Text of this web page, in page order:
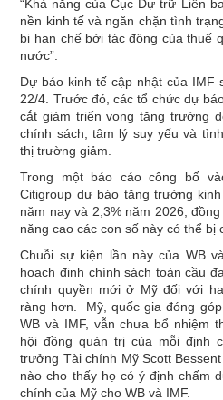
“Khả năng của Cục Dự trữ Liên
nền kinh tế và ngăn chặn tình
bị hạn chế bởi tác động của thuế
nước”.
Dự báo kinh tế cập nhật của IMF
22/4. Trước đó, các tổ chức dự
cắt giảm triển vọng tăng trưởng
chính sách, tâm lý suy yếu và
thị trường giảm.
Trong một báo cáo công bố
Citigroup dự báo tăng trưởng
năm nay và 2,3% năm 2026,
năng cao các con số này có thể bị
Chuỗi sự kiện lần này của WB
hoạch định chính sách toàn cầu
chính quyền mới ở Mỹ đối với
ràng hơn. Mỹ, quốc gia đóng
WB và IMF, vẫn chưa bổ nhiệm
hội đồng quản trị của mỗi định
trưởng Tài chính Mỹ Scott
nào cho thấy họ có ý định chấm
chính của Mỹ cho WB và IMF.